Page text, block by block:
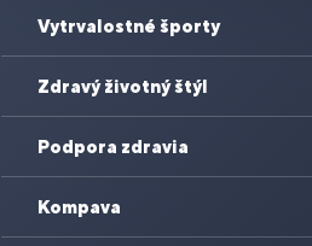
Vytrvalostné športy
Zdravý životný štýl
Podpora zdravia
Kompava